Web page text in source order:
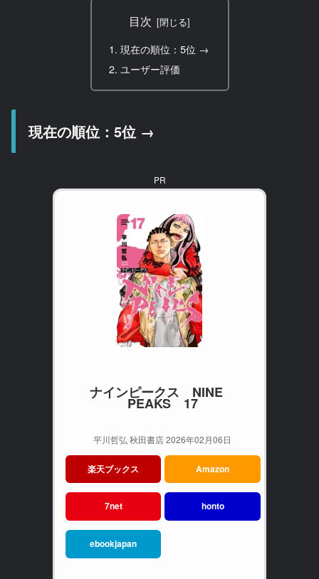
目次
現在の順位：5位 →
ユーザー評価
現在の順位：5位 →
PR
ナインピークス NINE
PEAKS 17
平川哲弘 秋田書店 2026年02月06日
楽天ブックス Amazon
7net honto
ebookjapan